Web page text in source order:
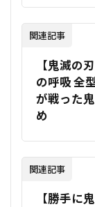
関連記事
【鬼滅の
の呼吸 全
が戦った
め
関連記事
【勝手に